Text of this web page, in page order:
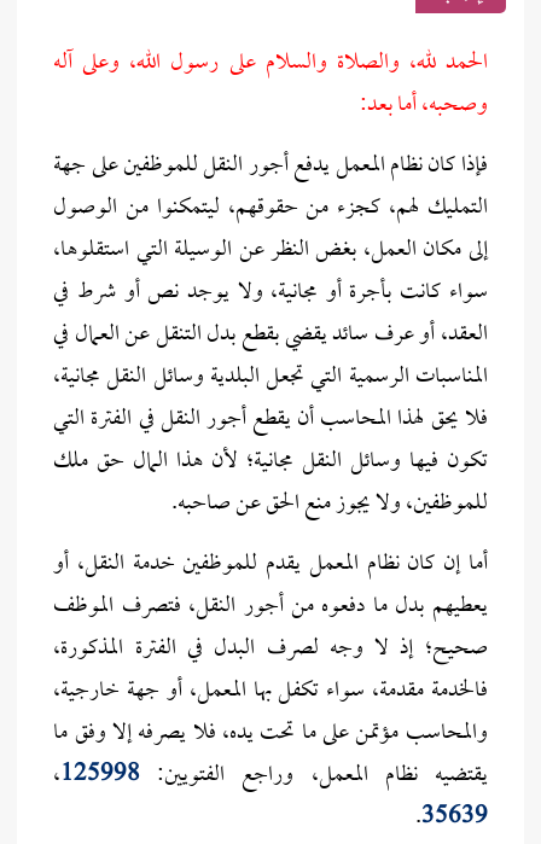
الحمد لله، والصلاة والسلام على رسول الله، وعلى آله
وصحبه، أما بعد:
فإذا كان نظام المعمل يدفع أجور النقل للموظفين على جهة
التمليك لهم، كجزء من حقوقهم، ليتمكنوا من الوصول
إلى مكان العمل، بغض النظر عن الوسيلة التي استقلوها،
سواء كانت بأجرة أو مجانية، ولا يوجد نص أو شرط في
العقد، أو عرف سائد يقضي بقطع بدل التنقل عن العمال في
المناسبات الرسمية التي تجعل البلدية وسائل النقل مجانية،
فلا يحق لهذا المحاسب أن يقطع أجور النقل في الفترة التي
تكون فيها وسائل النقل مجانية؛ لأن هذا المال حق ملك
للموظفين، ولا يجوز منع الحق عن صاحبه.
أما إن كان نظام المعمل يقدم للموظفين خدمة النقل، أو
يعطيهم بدل ما دفعوه من أجور النقل، فتصرف الموظف
صحيح؛ إذ لا وجه لصرف البدل في الفترة المذكورة،
فالخدمة مقدمة، سواء تكفل بها المعمل، أو جهة خارجية،
والمحاسب مؤتمن على ما تحت يده، فلا يصرفه إلا وفق ما
يقتضيه نظام المعمل، وراجع الفتويين: 125998،
35639
.